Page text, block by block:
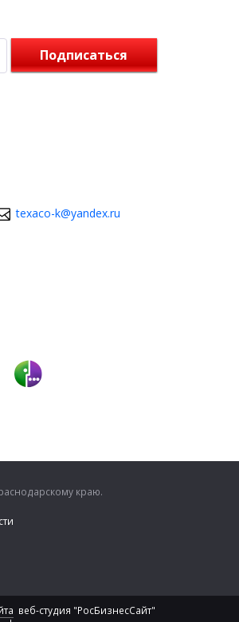
Подписаться
texaco-k@yandex.ru
краю.
веб-студия "РосБизнесСайт"